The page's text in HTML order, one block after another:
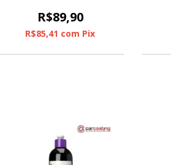
R$89,90
R$85,41 com Pix